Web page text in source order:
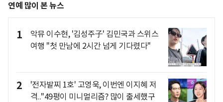
연예 많이 본 뉴스
1
악뮤 이수현, '김성주子' 김민국과 스위스
여행 "첫 만남에 2시간 넘게 기다렸다"
2
'전자발찌 1호' 고영욱, 이번엔 이지혜 저
격.."49평이 미니멀리즘? 많이 출세했구